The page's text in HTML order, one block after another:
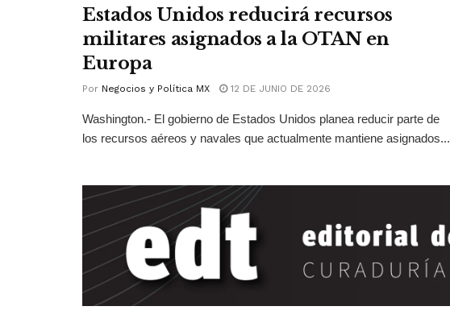
Estados Unidos reducirá recursos
militares asignados a la OTAN en
Europa
Por Negocios y Política MX 12 DE JUNIO DE 2026
Washington.- El gobierno de Estados Unidos planea reducir parte de
los recursos aéreos y navales que actualmente mantiene asignados...